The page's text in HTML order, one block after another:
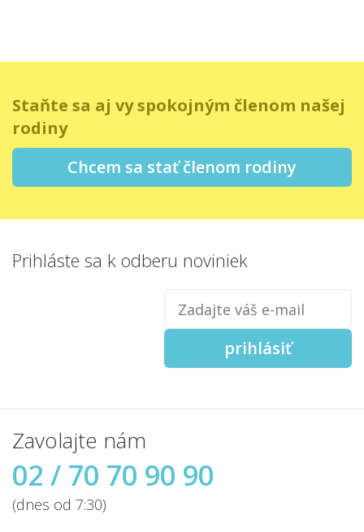
Staňte sa aj vy spokojným členom našej
rodiny
Chcem sa stať členom rodiny
Prihláste sa k odberu noviniek
Zadajte
váš
e-
prihlásiť
Zavolajte nám
02 / 70 70 90 90
(dnes od 7:30)